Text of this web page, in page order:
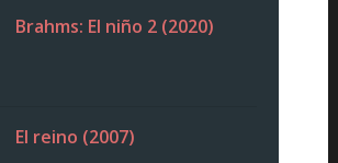
Brahms: El niño 2 (2020)
El reino (2007)